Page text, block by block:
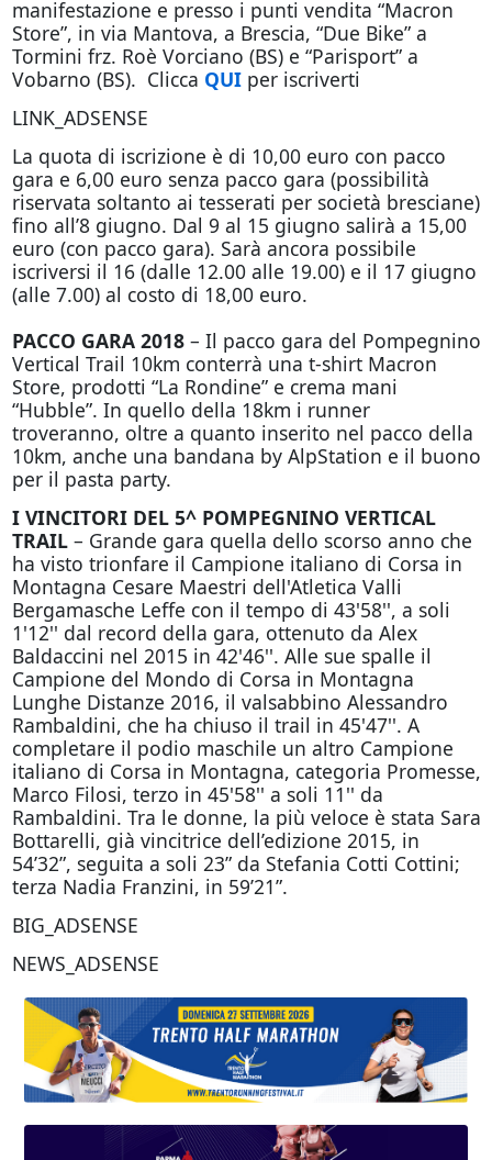
manifestazione e presso i punti vendita “Macron
Store”, in via Mantova, a Brescia, “Due Bike” a
Tormini frz. Roè Vorciano (BS) e “Parisport” a
Vobarno (BS). Clicca QUIper iscriverti
LINK_ADSENSE
La quota di iscrizione è di 10,00 euro con pacco
gara e 6,00 euro senza pacco gara (possibilità
riservata soltanto ai tesserati per società bresciane)
fino all’8 giugno. Dal 9 al 15 giugno salirà a 15,00
euro (con pacco gara). Sarà ancora possibile
iscriversi il 16 (dalle 12.00 alle 19.00) e il 17 giugno
(alle 7.00) al costo di 18,00 euro.
PACCO GARA 2018– Il pacco gara del Pompegnino
Vertical Trail 10km conterrà una t-shirt Macron
Store, prodotti “La Rondine” e crema mani
“Hubble”. In quello della 18km i runner
troveranno, oltre a quanto inserito nel pacco della
10km, anche una bandana by AlpStation e il buono
per il pasta party.
I VINCITORI DEL 5^ POMPEGNINO VERTICAL
TRAIL– Grande gara quella dello scorso anno che
ha visto trionfare il Campione italiano di Corsa in
Montagna Cesare Maestri dell'Atletica Valli
Bergamasche Leffe con il tempo di 43'58'', a soli
1'12'' dal record della gara, ottenuto da Alex
Baldaccini nel 2015 in 42'46''. Alle sue spalle il
Campione del Mondo di Corsa in Montagna
Lunghe Distanze 2016, il valsabbino Alessandro
Rambaldini, che ha chiuso il trail in 45'47''. A
completare il podio maschile un altro Campione
italiano di Corsa in Montagna, categoria Promesse,
Marco Filosi, terzo in 45'58'' a soli 11'' da
Rambaldini. Tra le donne, la più veloce è stata Sara
Bottarelli, già vincitrice dell’edizione 2015, in
54’32”, seguita a soli 23” da Stefania Cotti Cottini;
terza Nadia Franzini, in 59’21”.
BIG_ADSENSE
NEWS_ADSENSE